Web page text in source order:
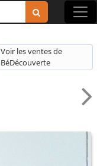
Voir les ventes de
BéDécouverte